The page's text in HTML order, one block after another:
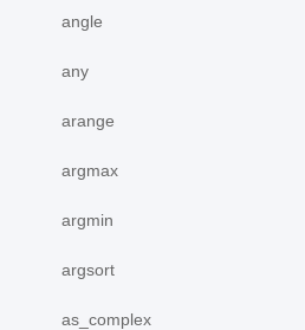
angle
any
arange
argmax
argmin
argsort
as_complex